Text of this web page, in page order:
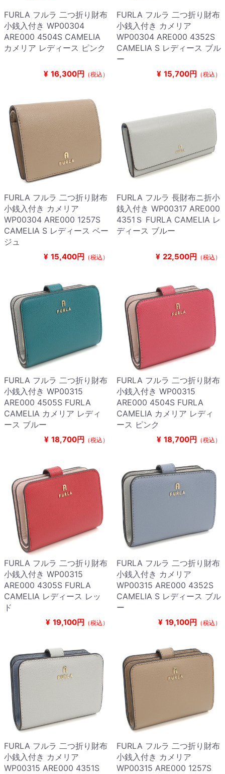
FURLA フルラ 二つ折り財布
小銭入付き WP00304
ARE000 4504S CAMELIA
カメリア レディース ピンク
¥ 16,300円 （税込）
FURLA フルラ 二つ折り財布
小銭入付き カメリア
WP00304 ARE000 4352S
CAMELIA S レディース ブル
ー
¥ 15,700円 （税込）
FURLA フルラ 二つ折り財布
小銭入付き カメリア
WP00304 ARE000 1257S
CAMELIA S レディース ベー
ジュ
¥ 15,400円 （税込）
FURLA フルラ 長財布ニ折小
銭入付き WP00317 ARE000
4351Ｓ FURLA CAMELIA レ
ディース ブルー
¥ 22,500円 （税込）
FURLA フルラ 二つ折り財布
小銭入付き WP00315
ARE000 4505S FURLA
CAMELIA カメリア レディ
ース ブルー
¥ 18,700円 （税込）
FURLA フルラ 二つ折り財布
小銭入付き WP00315
ARE000 4504S FURLA
CAMELIA カメリア レディ
ース ピンク
¥ 18,700円 （税込）
FURLA フルラ 二つ折り財布
小銭入付き WP00315
ARE000 4305S FURLA
CAMELIA レディース レッ
ド
¥ 19,100円 （税込）
FURLA フルラ 二つ折り財布
小銭入付き カメリア
WP00315 ARE000 4352S
CAMELIA S レディース ブル
ー
¥ 19,100円 （税込）
FURLA フルラ 二つ折り財布
小銭入付き カメリア
WP00315 ARE000 4351S
FURLA フルラ 二つ折り財布
小銭入付き カメリア
WP00315 ARE000 1257S